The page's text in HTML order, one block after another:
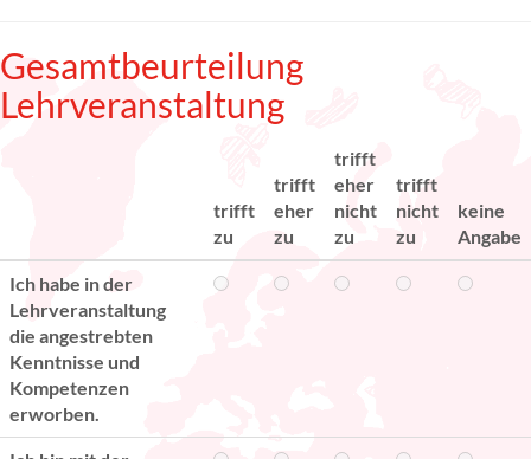
Gesamtbeurteilung
Lehrveranstaltung
trifft
zu
trifft
eher
zu
trifft
eher
nicht
zu
trifft
nicht
zu
keine
Angabe
Ich habe in der
Lehrveranstaltung
die angestrebten
Kenntnisse und
Kompetenzen
erworben.